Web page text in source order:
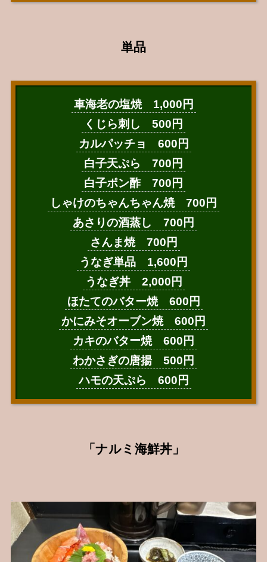
単品
車海老の塩焼 1,000円
くじら刺し 500円
カルパッチョ 600円
白子天ぷら 700円
白子ポン酢 700円
しゃけのちゃんちゃん焼 700円
あさりの酒蒸し 700円
さんま焼 700円
うなぎ単品 1,600円
うなぎ丼 2,000円
ほたてのバター焼 600円
かにみそオーブン焼 600円
カキのバター焼 600円
わかさぎの唐揚 500円
ハモの天ぷら 600円
「ナルミ海鮮丼」